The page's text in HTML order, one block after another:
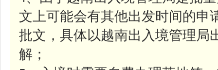
文上可能会有其他出发时间的申
批文，具体以越南出入境管理局
解；